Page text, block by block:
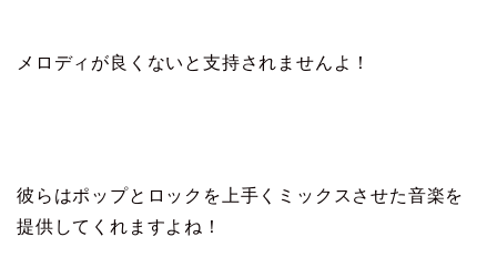
メロディが良くないと支持されませんよ！
彼らはポップとロックを上手くミックスさせた音楽を
提供してくれますよね！